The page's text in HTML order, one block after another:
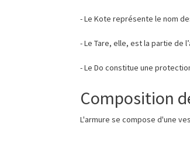
- Le Kote représente le nom
- Le Tare, elle, est la partie de
- Le Do constitue une
Composition
L'armure se compose d'une